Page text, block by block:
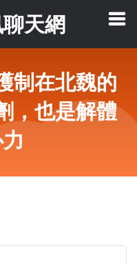
天網
制在北魏的
，也是解體